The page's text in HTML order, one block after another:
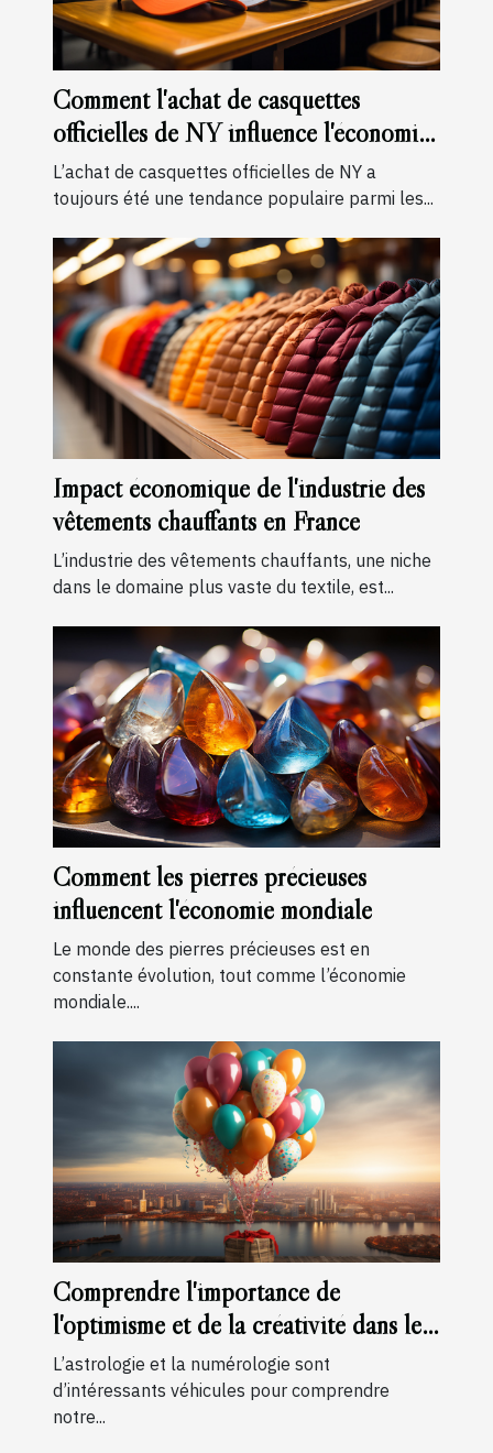
Comment l'achat de casquettes
officielles de NY influence l'économie
locale
L’achat de casquettes officielles de NY a
toujours été une tendance populaire parmi les...
Impact économique de l'industrie des
vêtements chauffants en France
L’industrie des vêtements chauffants, une niche
dans le domaine plus vaste du textile, est...
Comment les pierres précieuses
influencent l'économie mondiale
Le monde des pierres précieuses est en
constante évolution, tout comme l’économie
mondiale....
Comprendre l'importance de
l'optimisme et de la créativité dans le
chiffre du chemin de vie 3
L’astrologie et la numérologie sont
d’intéressants véhicules pour comprendre
notre...